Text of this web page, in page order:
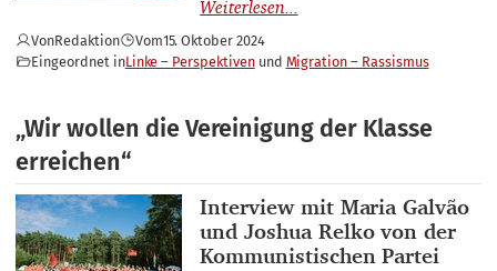
VonRedaktion Vom15. Oktober 2024
Eingeordnet inLinke – Perspektiven Migration – Rassismus
„Wir wollen die Vereinigung der Klasse
erreichen“
Interviewpartner_innen
Interview mit Maria Galvão
und Joshua Relko von der
Kommunistischen Partei